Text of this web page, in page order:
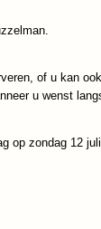
of u kan
u wenst
op zondag 12